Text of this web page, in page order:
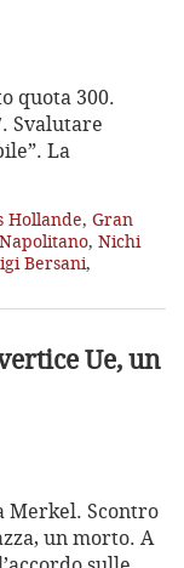
quota 300.
Svalutare
La
Hollande, Gran
Napolitano, Nichi
Bersani,
Ue, un
Merkel. Scontro
un morto. A